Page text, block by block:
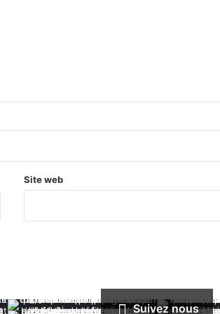
Site web
Suivez nous